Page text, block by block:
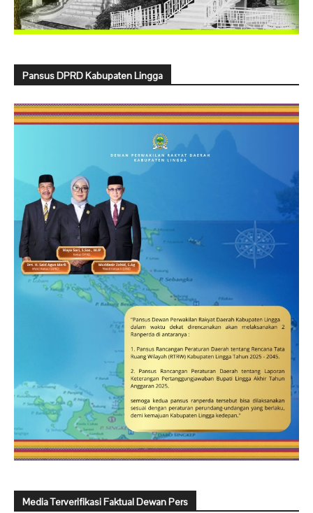
Pansus DPRD Kabupaten Lingga
Media Terverifikasi Faktual Dewan Pers